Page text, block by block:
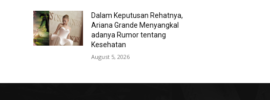
Dalam Keputusan Rehatnya,
Ariana Grande Menyangkal
adanya Rumor tentang
Kesehatan
August 5, 2026